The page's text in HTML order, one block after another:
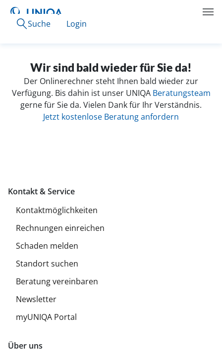
Suche Login
Wir sind bald wieder für Sie da!
Der Onlinerechner steht Ihnen bald wieder zur
Verfügung. Bis dahin ist unser UNIQA Beratungsteam
gerne für Sie da. Vielen Dank für Ihr Verständnis.
Jetzt kostenlose Beratung anfordern
Kontakt & Service
Kontaktmöglichkeiten
Rechnungen einreichen
Schaden melden
Standort suchen
Beratung vereinbaren
Newsletter
myUNIQA Portal
Über uns